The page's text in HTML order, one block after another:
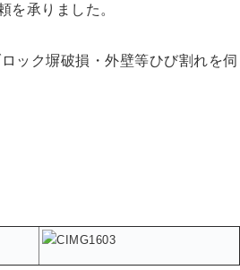
を承りました。
ック塀破損・外壁等ひび割れを伺